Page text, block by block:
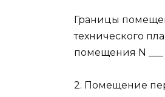
Границы
технического
помещения N ___
2. Помещение